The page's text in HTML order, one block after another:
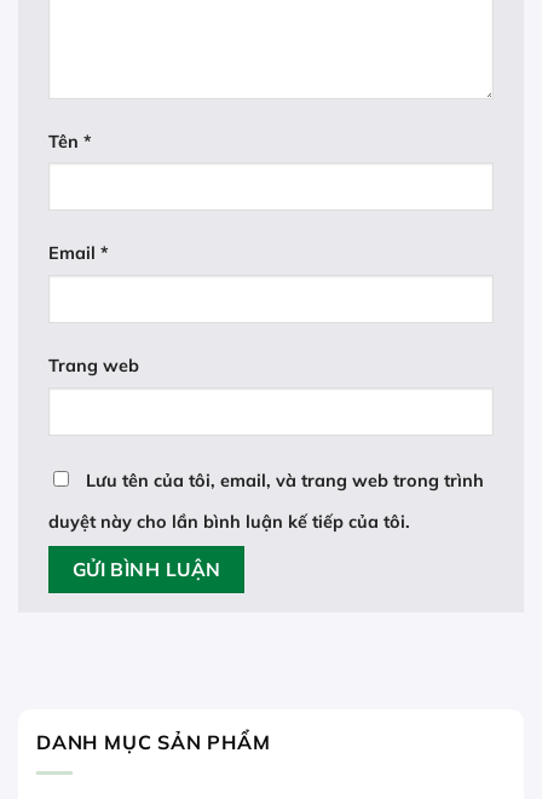
Tên *
Email *
Trang web
Lưu tên của tôi, email, và trang web trong trình
duyệt này cho lần bình luận kế tiếp của tôi.
DANH MỤC SẢN PHẨM